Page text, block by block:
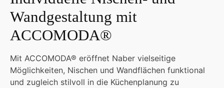
Wandgestaltung mit
ACCOMODA®
Mit ACCOMODA® eröffnet Naber vielseitige
Möglichkeiten, Nischen und Wandflächen funktional
und zugleich stilvoll in die Küchenplanung zu